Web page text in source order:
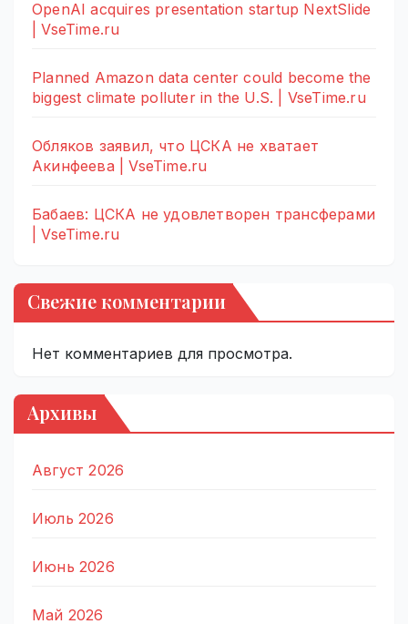
OpenAI acquires presentation startup NextSlide
| VseTime.ru
Planned Amazon data center could become the
biggest climate polluter in the U.S. | VseTime.ru
Обляков заявил, что ЦСКА не хватает
Акинфеева | VseTime.ru
Бабаев: ЦСКА не удовлетворен трансферами
| VseTime.ru
Свежие комментарии
Нет комментариев для просмотра.
Архивы
Август 2026
Июль 2026
Июнь 2026
Май 2026